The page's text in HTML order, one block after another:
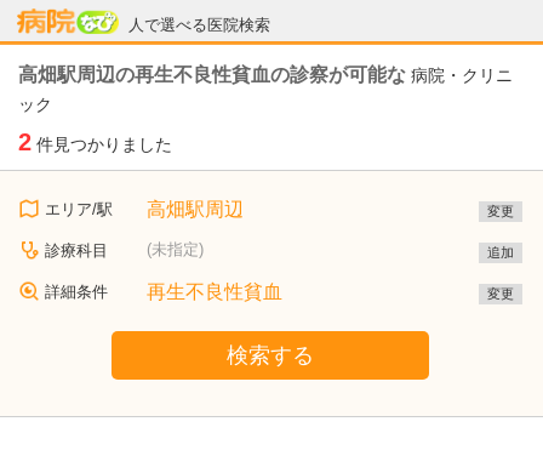
人で選べる医院検索
病院なび
高畑駅周辺の再生不良性貧血の診察が可能な 病院・クリニ
ック
2 件見つかりました
エリア/駅 高畑駅周辺 変更
診療科目 (未指定) 追加
詳細条件 再生不良性貧血 変更
検索する